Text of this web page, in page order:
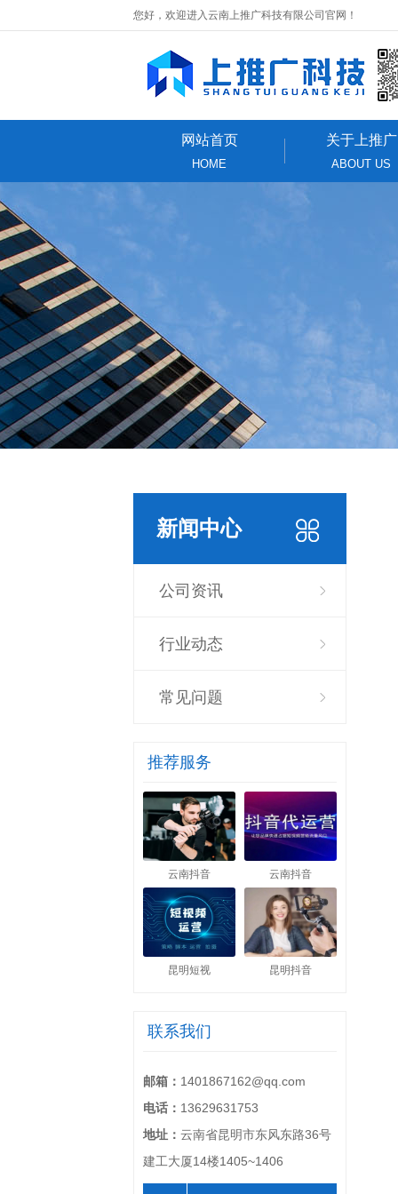
您好，欢迎进入云南上推广科技有限公司官网！
网站首页
HOME
关于上推广
ABOUT US
新闻中心
公司资讯
行业动态
常见问题
推荐服务
云南抖音 云南抖音
昆明短视 昆明抖音
联系我们
邮箱： 1401867162@qq.com
电话： 13629631753
地址： 云南省昆明市东风东路36号
建工大厦14楼1405~1406